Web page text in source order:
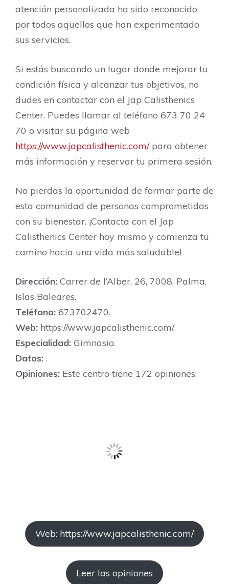
atención personalizada ha sido reconocido
por todos aquellos que han experimentado
sus servicios.
Si estás buscando un lugar donde mejorar tu
condición física y alcanzar tus objetivos, no
dudes en contactar con el Jap Calisthenics
Center. Puedes llamar al teléfono 673 70 24
70 o visitar su página web
https://www.japcalisthenic.com/para obtener
más información y reservar tu primera sesión.
No pierdas la oportunidad de formar parte de
esta comunidad de personas comprometidas
con su bienestar. ¡Contacta con el Jap
Calisthenics Center hoy mismo y comienza tu
camino hacia una vida más saludable!
Dirección: Carrer de l’Alber, 26, 7008, Palma,
Islas Baleares.
Teléfono: 673702470.
Web: https://www.japcalisthenic.com/.
Especialidad: Gimnasio.
Datos: .
Opiniones: Este centro tiene 172 opiniones.
Web: https://www.japcalisthenic.com/
Leer las opiniones